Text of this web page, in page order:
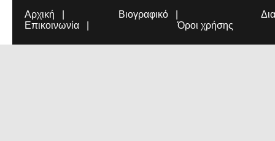
Αρχική Βιογραφικό
Επικοινωνία
Όροι χρήσης